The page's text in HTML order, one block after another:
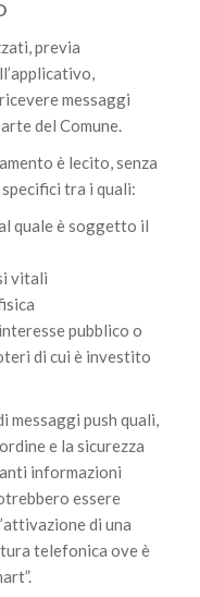
previa
messaggi
del Comune.
è lecito, senza
tra i quali:
quale è soggetto il
vitali
pubblico o
di cui è investito
messaggi push quali,
e la sicurezza
informazioni
essere
di una
telefonica ove è